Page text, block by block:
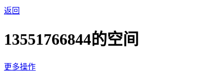
返回
13551766844的空间
更多操作